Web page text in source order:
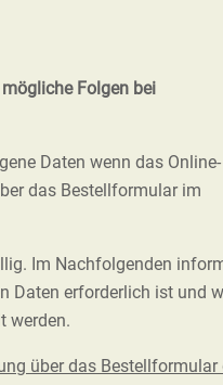
Folgen bei
Daten wenn das Online-
das Bestellformular im
Im Nachfolgenden
Daten erforderlich ist und
werden.
über das Bestellformular